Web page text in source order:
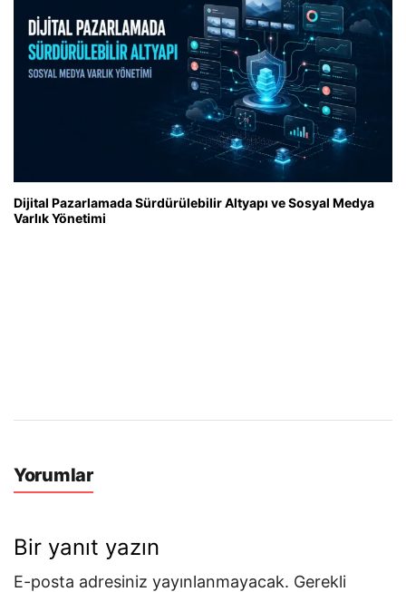
Dijital Pazarlamada Sürdürülebilir Altyapı ve Sosyal Medya
Varlık Yönetimi
Yorumlar
Bir yanıt yazın
E-posta adresiniz yayınlanmayacak. Gerekli